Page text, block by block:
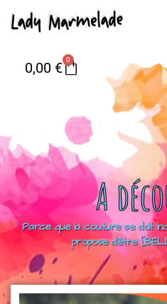
0,00 € 0
A
Parce que la couture se doit
propose d’être